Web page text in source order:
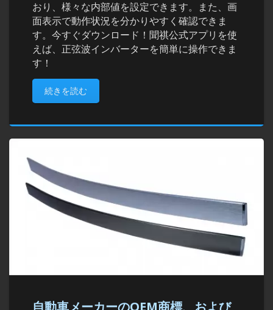
おり、様々な内部値を設定できます。また、画
面表示で動作状況を分かりやすく確認できま
す。今すぐダウンロード！聞祺公式アプリを使
えば、正弦波インバーターを簡単に操作できま
す！
続きを読む